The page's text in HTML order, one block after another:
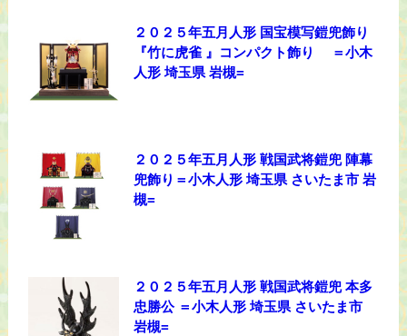
２０２５年五月人形 国宝模写鎧兜飾り
『竹に虎雀 』コンパクト飾り ＝小木
人形 埼玉県 岩槻=
２０２５年五月人形 戦国武将鎧兜 陣幕
兜飾り＝小木人形 埼玉県 さいたま市 岩
槻=
２０２５年五月人形 戦国武将鎧兜 本多
忠勝公 ＝小木人形 埼玉県 さいたま市
岩槻=